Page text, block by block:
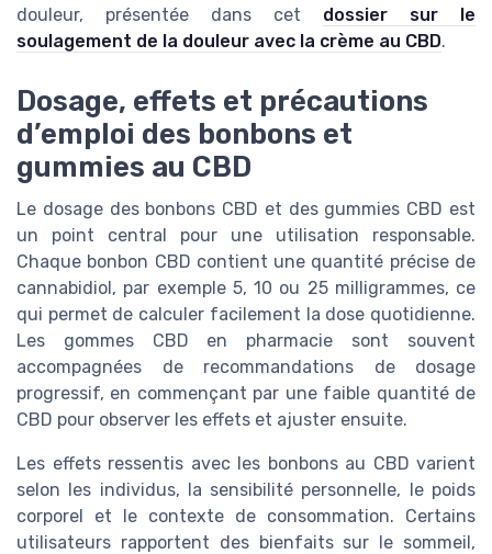
douleur, présentée dans cet dossier sur le
soulagement de la douleur avec la crème au CBD.
Dosage, effets et précautions
d’emploi des bonbons et
gummies au CBD
Le dosage des bonbons CBD et des gummies CBD est
un point central pour une utilisation responsable.
Chaque bonbon CBD contient une quantité précise de
cannabidiol, par exemple 5, 10 ou 25 milligrammes, ce
qui permet de calculer facilement la dose quotidienne.
Les gommes CBD en pharmacie sont souvent
accompagnées de recommandations de dosage
progressif, en commençant par une faible quantité de
CBD pour observer les effets et ajuster ensuite.
Les effets ressentis avec les bonbons au CBD varient
selon les individus, la sensibilité personnelle, le poids
corporel et le contexte de consommation. Certains
utilisateurs rapportent des bienfaits sur le sommeil,